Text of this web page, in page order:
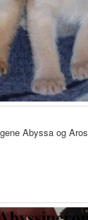
Abyssa og Aros